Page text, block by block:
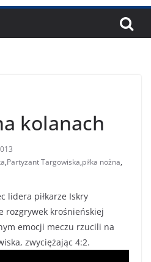
kolanach
,Partyzant Targowiska,piłka nożna,
lidera piłkarze Iskry
rozgrywek krośnieńskiej
emocji meczu rzucili na
zwyciężając 4:2.